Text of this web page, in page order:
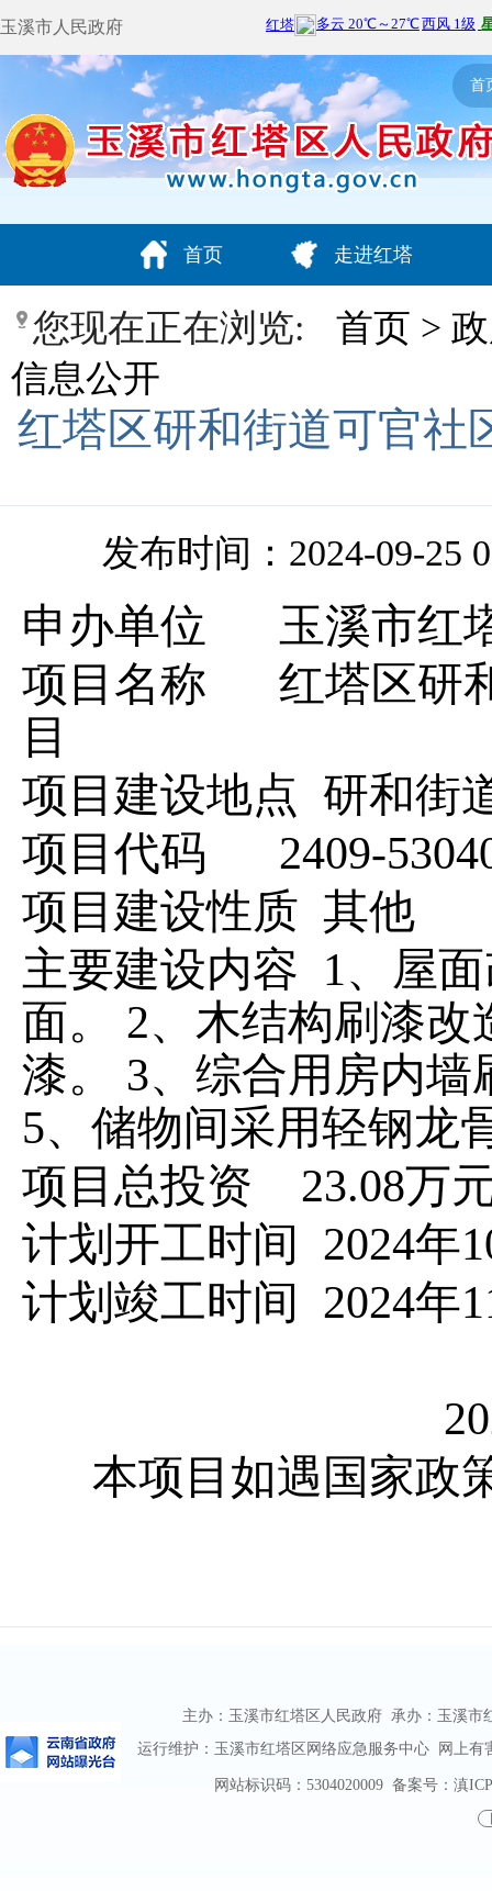
玉溪市人民政府
首
首页 走进红塔
您现在正在浏览: 首页 >
信息公开
红塔区研和街道可官社
发布时间：2024-09-25
申办单位
玉溪市红
项目名称
红塔区研
目
项目建设地点 研和街
项目代码
2409-
项目建设性质 其他
主要建设内容 1、屋
面。 2、木结构刷漆
漆。 3、综合用房内
5、储物间采用轻钢龙
项目总投资
23.08万
计划开工时间
2024年
计划竣工时间
2024年
本项目如遇国家政
主办：玉溪市红塔区人民政府 承办：玉溪市
运行维护：玉溪市红塔区网络应急服务中心 网上有
网站标识码：5304020009备案号：滇